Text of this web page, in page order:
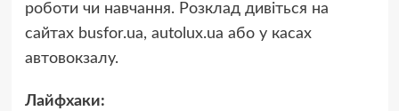
роботи чи навчання. Розклад дивіться на
сайтах busfor.ua, autolux.ua або у касах
автовокзалу.
Лайфхаки: